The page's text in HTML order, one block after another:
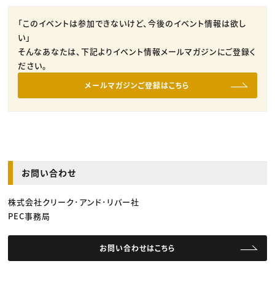
「このイベントは参加できないけど、今後のイベント情報は欲し
い」
そんなあなたは、下記よりイベント情報メールマガジンにご登録く
ださい。
メールマガジンご登録はこちら
お問い合わせ
株式会社クリーク･アンド･リバー社
PEC事務局
お問い合わせはこちら